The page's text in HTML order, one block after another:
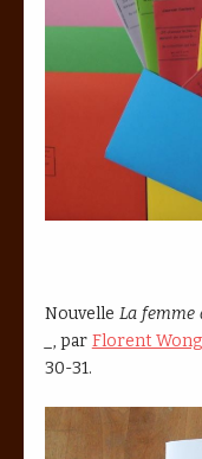
Nouvelle La femme
, par Florent Wong
30-31.